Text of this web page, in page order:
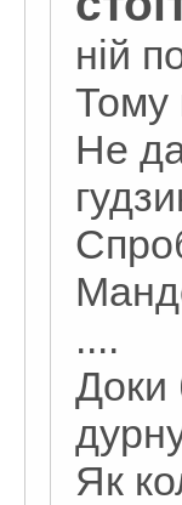
ній
Тому
Не
....
Доки
Як